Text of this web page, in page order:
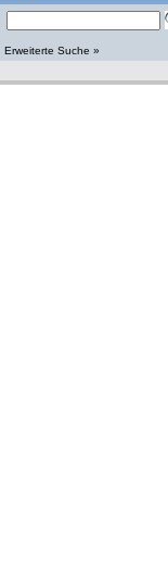
Erweiterte Suche »